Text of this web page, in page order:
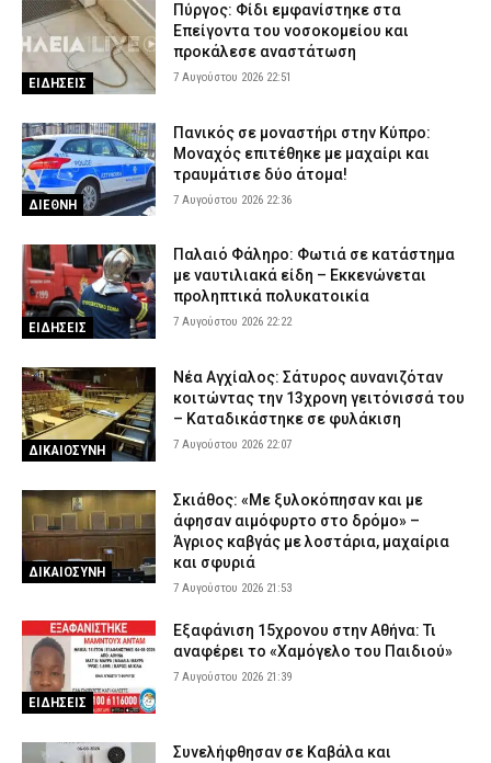
ΕΙΔΗΣΕΙΣ
Πύργος: Φίδι εμφανίστηκε στα
Επείγοντα του νοσοκομείου και
προκάλεσε αναστάτωση
7 Αυγούστου 2026 22:51
ΔΙΕΘΝΗ
Πανικός σε μοναστήρι στην Κύπρο:
Μοναχός επιτέθηκε με μαχαίρι και
τραυμάτισε δύο άτομα!
7 Αυγούστου 2026 22:36
ΕΙΔΗΣΕΙΣ
Παλαιό Φάληρο: Φωτιά σε κατάστημα
με ναυτιλιακά είδη – Εκκενώνεται
προληπτικά πολυκατοικία
7 Αυγούστου 2026 22:22
ΔΙΚΑΙΟΣΥΝΗ
Νέα Αγχίαλος: Σάτυρος αυνανιζόταν
κοιτώντας την 13χρονη γειτόνισσά του
– Καταδικάστηκε σε φυλάκιση
7 Αυγούστου 2026 22:07
ΔΙΚΑΙΟΣΥΝΗ
Σκιάθος: «Με ξυλοκόπησαν και με
άφησαν αιμόφυρτο στο δρόμο» –
Άγριος καβγάς με λοστάρια, μαχαίρια
και σφυριά
7 Αυγούστου 2026 21:53
ΕΙΔΗΣΕΙΣ
Εξαφάνιση 15χρονου στην Αθήνα: Τι
αναφέρει το «Χαμόγελο του Παιδιού»
7 Αυγούστου 2026 21:39
Συνελήφθησαν σε Καβάλα και